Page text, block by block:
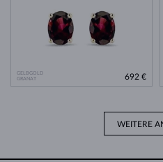
GELBGOLD
GRANAT
692 €
WEITERE